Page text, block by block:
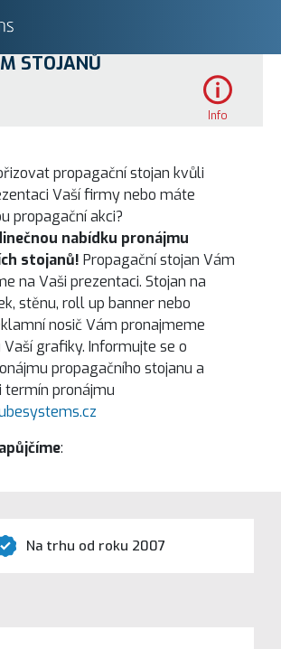
STOJANŮ
Info
propagační stojan kvůli
Vaší firmy nebo máte
propagační akci?
nabídku pronájmu
stojanů! Propagační stojan Vám
na Vaši prezentaci. Stojan na
stěnu, roll up banner nebo
nosič Vám pronajmeme
grafiky. Informujte se o
propagačního stojanu a
termín pronájmu
:
Na trhu od roku 2007